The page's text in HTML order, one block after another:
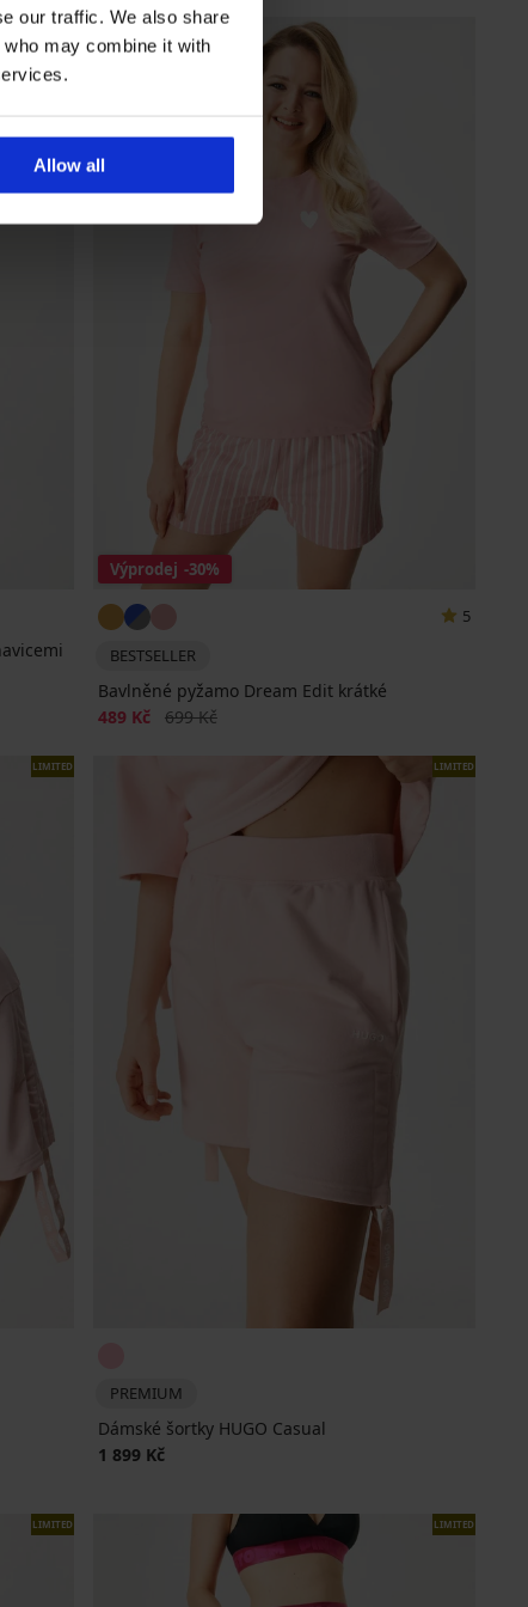
our traffic. We also share
may combine it with
Allow all
LIMITED
Výprodej -30%
5
BESTSELLER
Bavlněné pyžamo Dream Edit krátké
Sleva
489 Kč Původní cena
699 Kč
LIMITED LIMITED
PREMIUM
Dámské šortky HUGO Casual
1 899 Kč
LIMITED LIMITED